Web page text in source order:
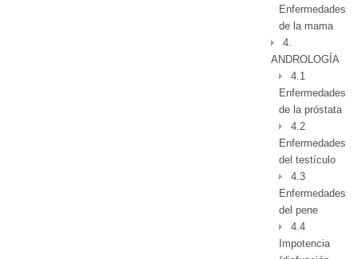
Enfermedades
de la mama
4.
ANDROLOGÍA
4.1
Enfermedades
de la próstata
4.2
Enfermedades
del testículo
4.3
Enfermedades
del pene
4.4
Impotencia